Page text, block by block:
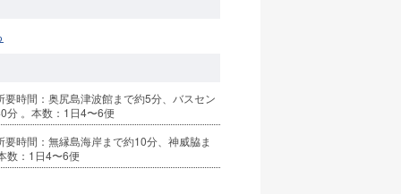
時間：奥尻島津波館まで約5分、バスセン
分 。本数：1日4〜6便
時間：無縁島海岸まで約10分、神威脇ま
数：1日4〜6便